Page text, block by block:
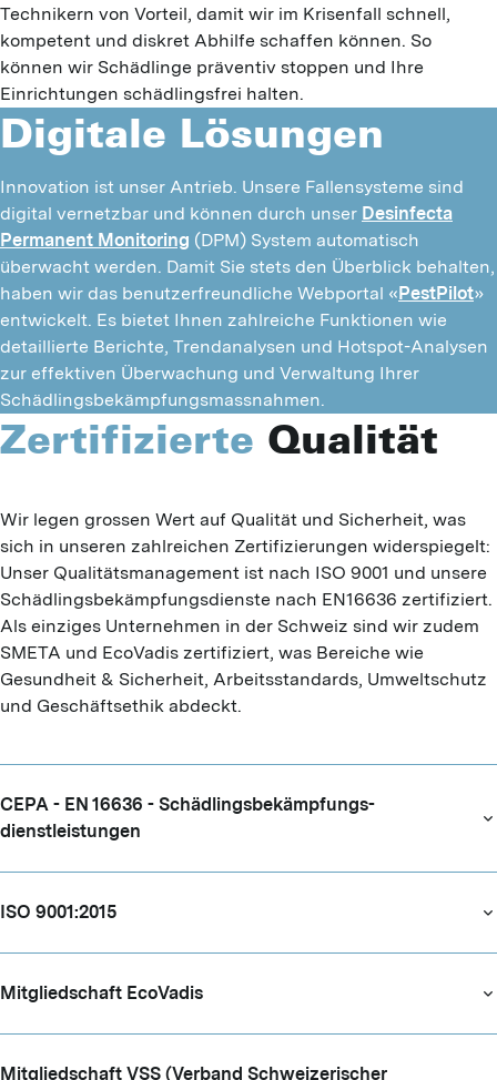
Technikern von Vorteil, damit wir im Krisenfall schnell,
kompetent und diskret Abhilfe schaffen können. So
können wir Schädlinge präventiv stoppen und Ihre
Einrichtungen schädlingsfrei halten.
Digitale Lösungen
Innovation ist unser Antrieb. Unsere Fallensysteme sind
digital vernetzbar und können durch unser Desinfecta
Permanent Monitoring (DPM) System automatisch
überwacht werden. Damit Sie stets den Überblick behalten,
haben wir das benutzerfreundliche Webportal «PestPilot»
entwickelt. Es bietet Ihnen zahlreiche Funktionen wie
detaillierte Berichte, Trendanalysen und Hotspot-Analysen
zur effektiven Überwachung und Verwaltung Ihrer
Schädlingsbekämpfungsmassnahmen.
Zertifizierte Qualität
Wir legen grossen Wert auf Qualität und Sicherheit, was
sich in unseren zahlreichen Zertifizierungen widerspiegelt:
Unser Qualitätsmanagement ist nach ISO 9001 und unsere
Schädlingsbekämpfungsdienste nach EN16636 zertifiziert.
Als einziges Unternehmen in der Schweiz sind wir zudem
SMETA und EcoVadis zertifiziert, was Bereiche wie
Gesundheit & Sicherheit, Arbeitsstandards, Umweltschutz
und Geschäftsethik abdeckt.
CEPA - EN 16636 - Schädlings­bekämpfungs­
dienstleistungen
ISO 9001:2015
Mitgliedschaft EcoVadis
Mitglied­schaft VSS (Verband Schweizerischer